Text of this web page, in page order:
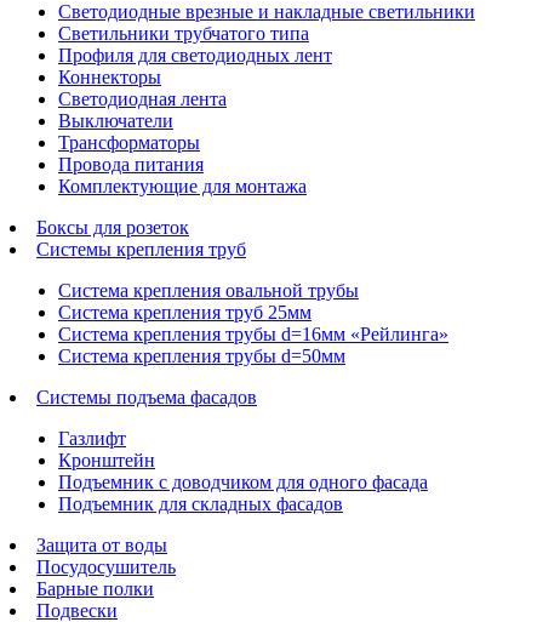
Светодиодные врезные и накладные светильники
Светильники трубчатого типа
Профиля для светодиодных лент
Коннекторы
Светодиодная лента
Выключатели
Трансформаторы
Провода питания
Комплектующие для монтажа
Боксы для розеток
Системы крепления труб
Система крепления овальной трубы
Система крепления труб 25мм
Система крепления трубы d=16мм «Рейлинга»
Система крепления трубы d=50мм
Системы подъема фасадов
Газлифт
Кронштейн
Подъемник с доводчиком для одного фасада
Подъемник для складных фасадов
Защита от воды
Посудосушитель
Барные полки
Подвески